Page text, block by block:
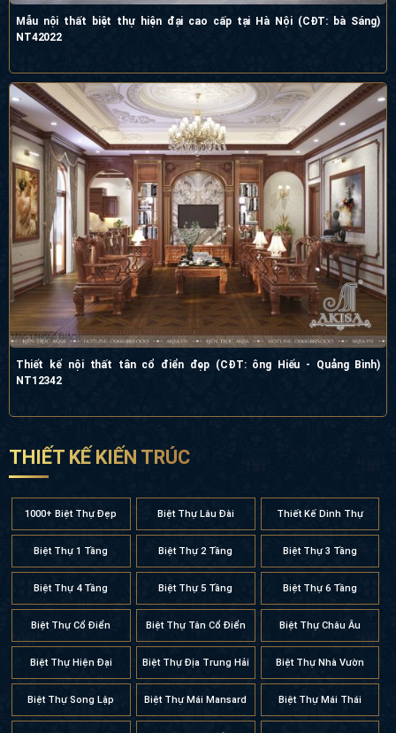
Mẫu nội thất biệt thự hiện đại cao cấp tại Hà Nội (CĐT: bà Sáng)
NT42022
Thiết kế nội thất tân cổ điển đẹp (CĐT: ông Hiếu - Quảng Bình)
NT12342
THIẾT KẾ KIẾN TRÚC
1000+ Biệt Thự Đẹp Biệt Thự Lâu Đài Thiết Kế Dinh Thự
Biệt Thự 1 Tầng Biệt Thự 2 Tầng Biệt Thự 3 Tầng
Biệt Thự 4 Tầng Biệt Thự 5 Tầng Biệt Thự 6 Tầng
Biệt Thự Cổ Điển Biệt Thự Tân Cổ Điển Biệt Thự Châu Âu
Biệt Thự Hiện Đại Biệt Thự Địa Trung Hải Biệt Thự Nhà Vườn
Biệt Thự Song Lập Biệt Thự Mái Mansard Biệt Thự Mái Thái